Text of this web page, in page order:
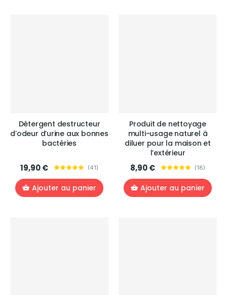
Détergent destructeur
d’odeur d’urine aux bonnes
bactéries
19,90 € (41)
Ajouter au panier
Produit de nettoyage
multi-usage naturel à
diluer pour la maison et
l’extérieur
8,90 € (18)
Ajouter au panier